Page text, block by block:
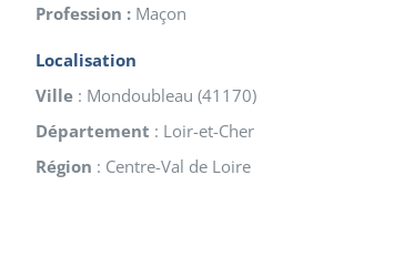
Profession : Maçon
Localisation
Ville : Mondoubleau (41170)
Département : Loir-et-Cher
Région : Centre-Val de Loire